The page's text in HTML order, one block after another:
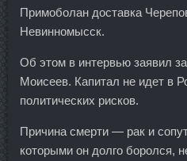
Примоболан доставка
Невинномысск.
Об этом в интервью заявил
Моисеев. Капитал не идет в
политических рисков.
Причина смерти — рак и
которыми он долго боролся,